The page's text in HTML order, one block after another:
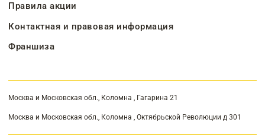
Правила акции
Контактная и правовая информация
Франшиза
Москва и Московская обл., Коломна , Гагарина 21
Москва и Московская обл., Коломна , Октябрьской Революции д 301